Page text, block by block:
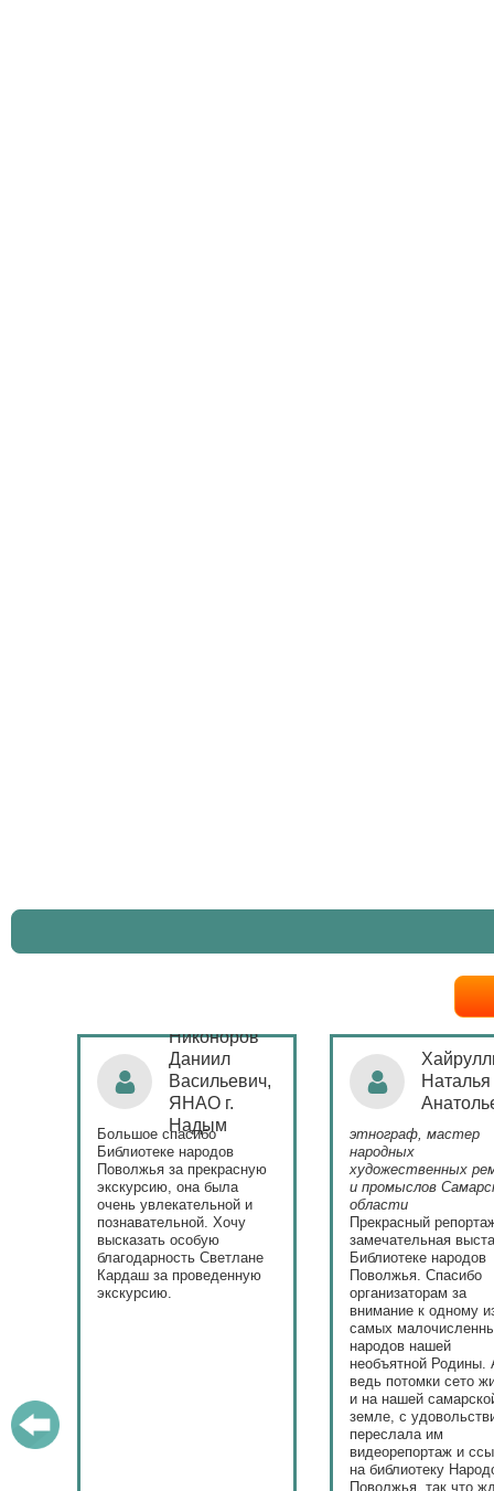
Никоноров
Даниил
Васильевич,
ЯНАО г.
Надым
Большое спасибо
Библиотеке народов
Поволжья за прекрасную
экскурсию, она была
очень увлекательной и
познавательной. Хочу
высказать особую
благодарность Светлане
Кардаш за проведенную
экскурсию.
Наталья
этнограф, мастер
народных
художественных
и промыслов
области
Прекрасный
замечательная
Библиотеке народов
Поволжья. Спасибо
организаторам за
внимание к одному
самых
народов нашей
необъятной Родины.
ведь потомки сето
и на нашей
земле, с
переслала им
видеорепортаж и
на библиотеку
Поволжья, так что